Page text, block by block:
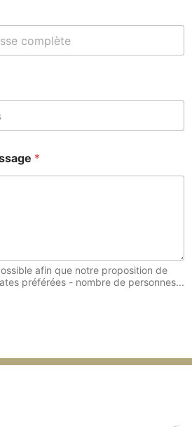
*
afin que notre proposition de
préférées - nombre de personnes...